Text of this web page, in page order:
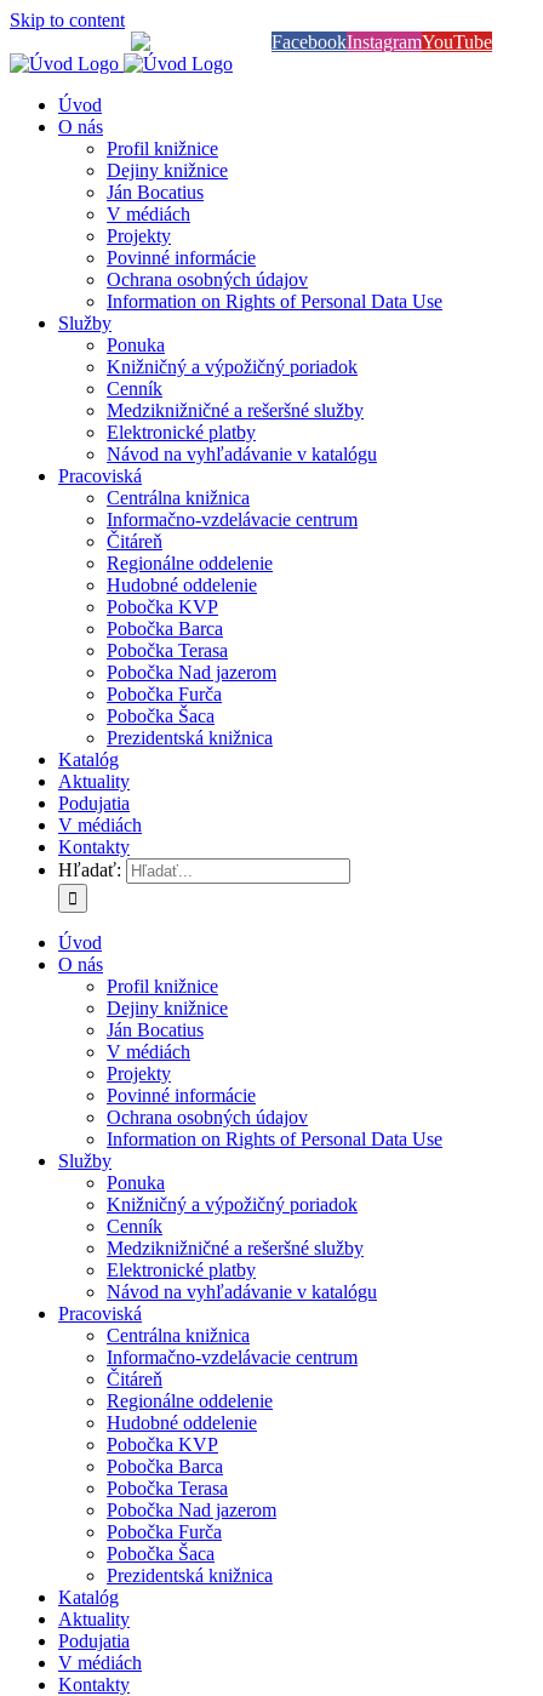
Skip to content
FacebookInstagramYouTube
Úvod
O nás
Profil knižnice
Dejiny knižnice
Ján Bocatius
V médiách
Projekty
Povinné informácie
Ochrana osobných údajov
Information on Rights of Personal Data Use
Služby
Ponuka
Knižničný a výpožičný poriadok
Cenník
Medziknižničné a rešeršné služby
Elektronické platby
Návod na vyhľadávanie v katalógu
Pracoviská
Centrálna knižnica
Informačno-vzdelávacie centrum
Čitáreň
Regionálne oddelenie
Hudobné oddelenie
Pobočka KVP
Pobočka Barca
Pobočka Terasa
Pobočka Nad jazerom
Pobočka Furča
Pobočka Šaca
Prezidentská knižnica
Katalóg
Aktuality
Podujatia
V médiách
Kontakty
Hľadať:
Úvod
O nás
Profil knižnice
Dejiny knižnice
Ján Bocatius
V médiách
Projekty
Povinné informácie
Ochrana osobných údajov
Information on Rights of Personal Data Use
Služby
Ponuka
Knižničný a výpožičný poriadok
Cenník
Medziknižničné a rešeršné služby
Elektronické platby
Návod na vyhľadávanie v katalógu
Pracoviská
Centrálna knižnica
Informačno-vzdelávacie centrum
Čitáreň
Regionálne oddelenie
Hudobné oddelenie
Pobočka KVP
Pobočka Barca
Pobočka Terasa
Pobočka Nad jazerom
Pobočka Furča
Pobočka Šaca
Prezidentská knižnica
Katalóg
Aktuality
Podujatia
V médiách
Kontakty